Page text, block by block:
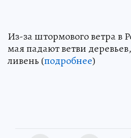
Из-за штормового ветра в
мая падают ветви
ливень (подробнее)